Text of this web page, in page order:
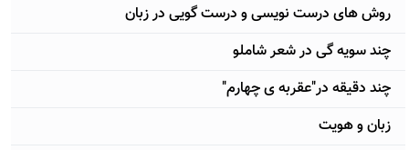
روش های درست نویسی و درست گویی در زبان
چند سویه گی در شعر شاملو
چند دقیقه در"عقربه ی چهارم"
زبان و هویت